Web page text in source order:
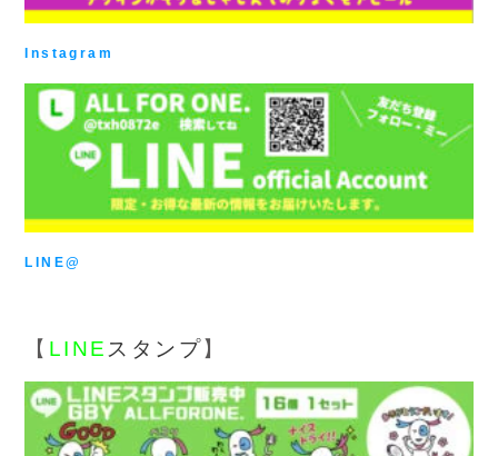
Instagram
LINE@
【 LINEスタンプ】